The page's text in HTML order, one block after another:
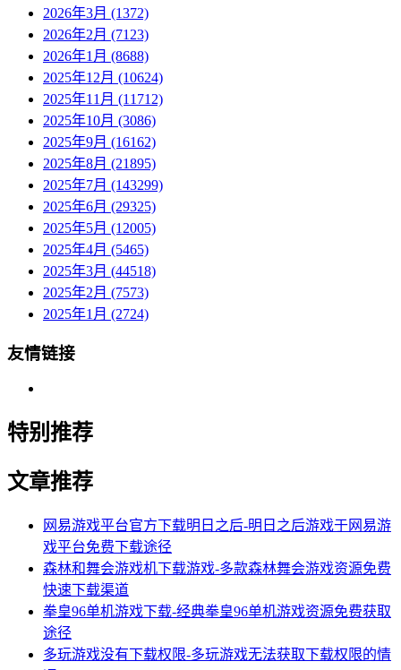
2026年3月 (1372)
2026年2月 (7123)
2026年1月 (8688)
2025年12月 (10624)
2025年11月 (11712)
2025年10月 (3086)
2025年9月 (16162)
2025年8月 (21895)
2025年7月 (143299)
2025年6月 (29325)
2025年5月 (12005)
2025年4月 (5465)
2025年3月 (44518)
2025年2月 (7573)
2025年1月 (2724)
友情链接
特别推荐
文章推荐
网易游戏平台官方下载明日之后-明日之后游戏于网易游
戏平台免费下载途径
森林和舞会游戏机下载游戏-多款森林舞会游戏资源免费
快速下载渠道
拳皇96单机游戏下载-经典拳皇96单机游戏资源免费获取
途径
多玩游戏没有下载权限-多玩游戏无法获取下载权限的情